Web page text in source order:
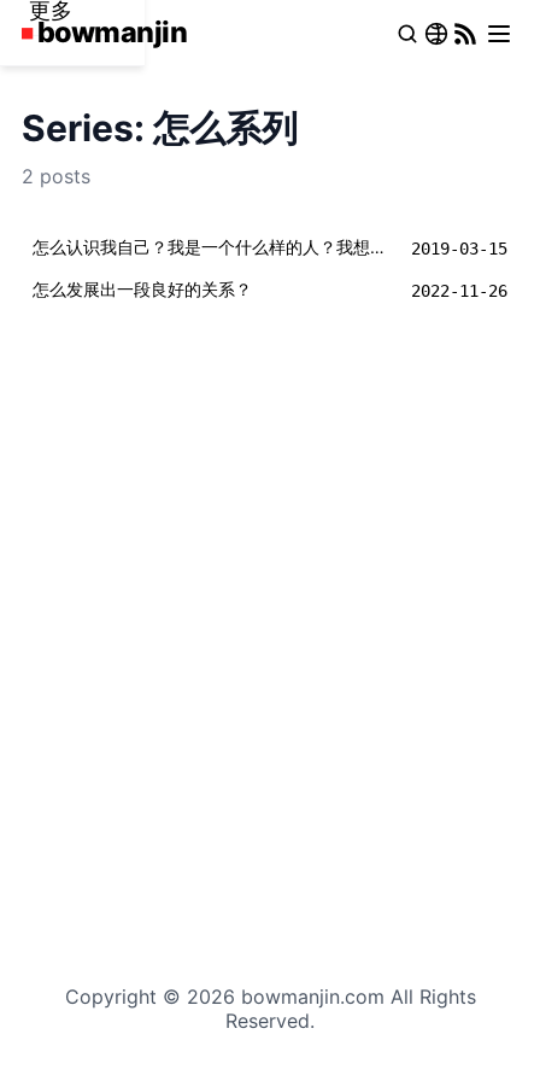
更多
Series: 怎么系列
2 posts
怎么认识我自己？我是一个什么样的人？我想要什么？ 2019-03-15
怎么发展出一段良好的关系？ 2022-11-26
Copyright © 2026 bowmanjin.com All Rights
Reserved.